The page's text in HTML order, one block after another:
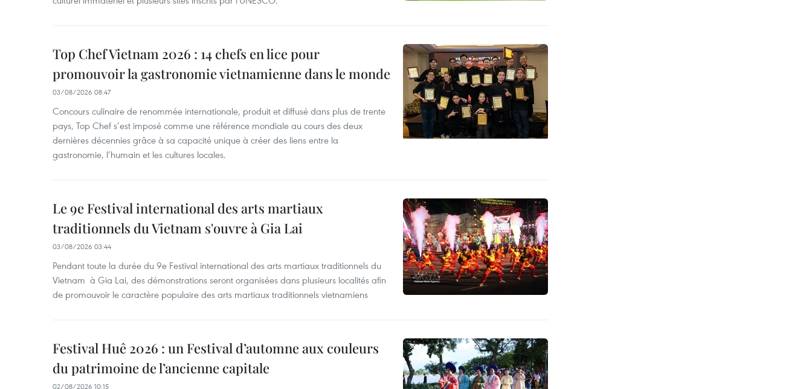
Top Chef Vietnam 2026 : 14 chefs en lice pour
promouvoir la gastronomie vietnamienne dans le monde
03/08/2026 08:47
Concours culinaire de renommée internationale, produit et diffusé dans plus de trente
pays, Top Chef s’est imposé comme une référence mondiale au cours des deux
dernières décennies grâce à sa capacité unique à créer des liens entre la
gastronomie, l’humain et les cultures locales.
Le 9e Festival international des arts martiaux
traditionnels du Vietnam s'ouvre à Gia Lai
03/08/2026 03:44
Pendant toute la durée du 9e Festival international des arts martiaux traditionnels du
Vietnam à Gia Lai, des démonstrations seront organisées dans plusieurs localités afin
de promouvoir le caractère populaire des arts martiaux traditionnels vietnamiens
Festival Huê 2026 : un Festival d’automne aux couleurs
du patrimoine de l’ancienne capitale
02/08/2026 10:15